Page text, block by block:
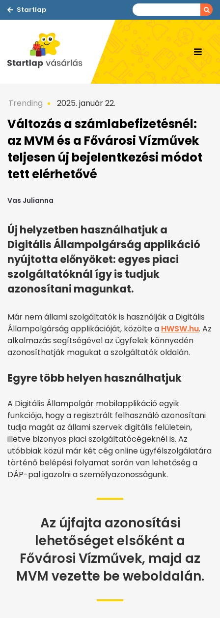
Startlap
Trending 2025. január 22.
Változás a számlabefizetésnél:
az MVM és a Fővárosi Vízművek
teljesen új bejelentkezési módot
tett elérhetővé
Vas Julianna
Új helyzetben használhatjuk a
Digitális Állampolgárság applikáció
nyújtotta előnyöket: egyes piaci
szolgáltatóknál így is tudjuk
azonosítani magunkat.
Már nem állami szolgáltatók is használják a Digitális
Állampolgárság applikációját, közölte a HWSW.hu. Az
alkalmazás segítségével az ügyfelek könnyedén
azonosíthatják magukat a szolgáltatók oldalán.
Egyre több helyen használhatjuk
A Digitális Állampolgár mobilapplikáció egyik
funkciója, hogy a regisztrált felhasználó azonosítani
tudja magát az állami szervek digitális felületein,
illetve bizonyos piaci szolgáltatócégeknél is. Az
utóbbiak közül már két cég online ügyfélszolgálatára
történő belépési folyamat során van lehetőség a
DÁP-pal igazolni a személyazonosságunk.
Az újfajta azonosítási
lehetőséget elsőként a
Fővárosi Vízművek, majd az
MVM vezette be weboldalán.